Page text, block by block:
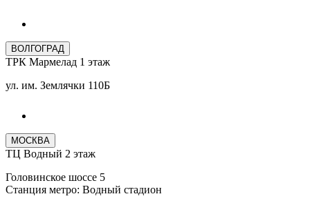
ВОЛГОГРАД
ТРК Мармелад 1 этаж
ул. им. Землячки 110Б
МОСКВА
ТЦ Водный 2 этаж
Головинское шоссе 5
Станция метро: Водный стадион